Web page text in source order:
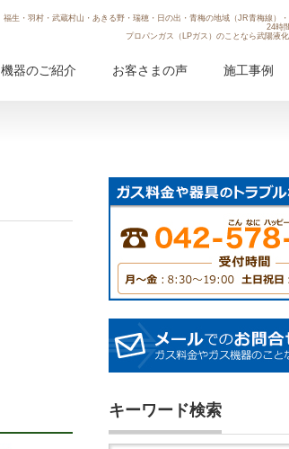
福生・羽村・武蔵村山・あきる野・瑞穂・日の出・青梅の地域（JR青梅線）
24時
プロパンガス（LPガス）のことなら武陽液
機器のご紹介 お客さまの声 施工事例
キーワード検索